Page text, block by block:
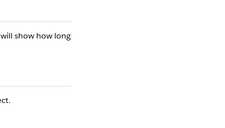
show how long